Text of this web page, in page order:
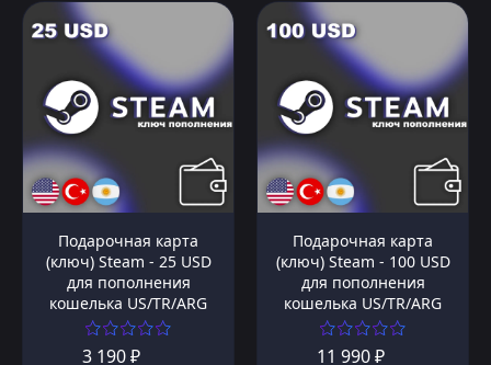
Подарочная карта
(ключ) Steam - 25 USD
для пополнения
кошелька US/TR/ARG
3 190 ₽
Подарочная карта
(ключ) Steam - 100 USD
для пополнения
кошелька US/TR/ARG
11 990 ₽